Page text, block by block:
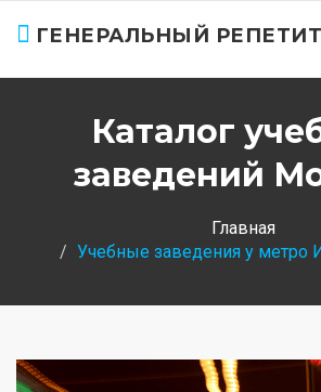
ГЕНЕРАЛЬНЫЙ
Каталог
заведений
Главная
Учебные заведения у метро